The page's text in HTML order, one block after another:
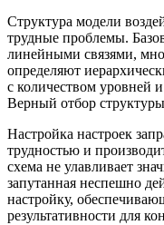
Структура модели
трудные проблемы.
линейными связями,
определяют
с количеством уровней
Верный отбор
Настройка настроек
трудностью и
схема не улавливает
запутанная неспешно
настройку,
результативности для